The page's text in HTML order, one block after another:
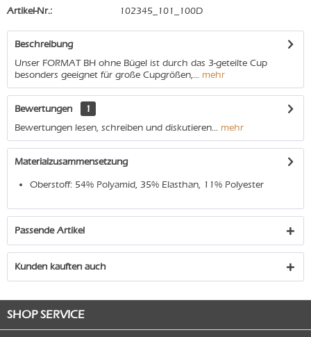
Artikel-Nr.: 102345_101_100D
Beschreibung
Unser FORMAT BH ohne Bügel ist durch das 3-geteilte Cup
besonders geeignet für große Cupgrößen,... mehr
Bewertungen
1
Bewertungen lesen, schreiben und diskutieren... mehr
Materialzusammensetzung
Oberstoff: 54% Polyamid, 35% Elasthan, 11% Polyester
Passende Artikel
Kunden kauften auch
SHOP SERVICE